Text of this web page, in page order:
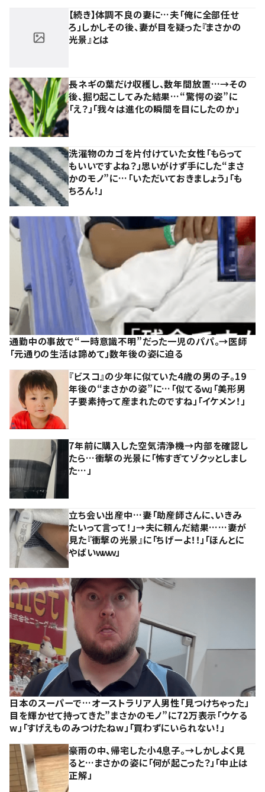
【続き】体調不良の妻に…夫「俺に全部任せ
ろ」しかしその後、妻が目を疑った『まさかの
光景』とは
長ネギの葉だけ収穫し、数年間放置…→その
後、掘り起こしてみた結果…“驚愕の姿”に
「え？」「我々は進化の瞬間を目にしたのか」
洗濯物のカゴを片付けていた女性「もらって
もいいですよね？」思いがけず手にした“まさ
かのモノ”に…「いただいておきましょう」「も
ちろん！」
通勤中の事故で“一時意識不明”だった一児のパパ。→医師
「元通りの生活は諦めて」数年後の姿に迫る
『ビスコ』の少年に似ていた4歳の男の子。19
年後の“まさかの姿”に…「似てるｗ」「美形男
子要素持って産まれたのですね」「イケメン！」
7年前に購入した空気清浄機→内部を確認し
たら…衝撃の光景に「怖すぎてゾクッとしまし
た…」
立ち会い出産中…妻「助産師さんに、いきみ
たいって言って！」→夫に頼んだ結果……妻が
見た『衝撃の光景』に「ちげーよ！！」「ほんとに
やばいｗｗｗ」
日本のスーパーで…オーストラリア人男性「見つけちゃった」
目を輝かせて持ってきた”まさかのモノ”に72万表示「ウケる
w」「すげえものみつけたねw」「買わずにいられない！」
豪雨の中、帰宅した小4息子。→しかしよく見
ると…まさかの姿に「何が起こった？」「中止は
正解」